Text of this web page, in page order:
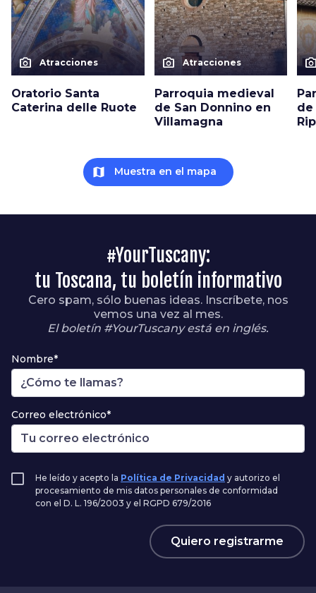
photo_camera Atracciones
Oratorio Santa
Caterina delle Ruote
photo_camera Atracciones
Parroquia medieval
de San Donnino en
Villamagna
de
map Muestra en el mapa
#YourTuscany:
tu Toscana, tu boletín informativo
Cero spam, sólo buenas ideas. Inscríbete, nos
vemos una vez al mes.
El boletín #YourTuscany está en inglés.
Nombre*
Correo electrónico*
He leído y acepto la Política de Privacidad y autorizo el
procesamiento de mis datos personales de conformidad
con el D. L. 196/2003 y el RGPD 679/2016
Quiero registrarme